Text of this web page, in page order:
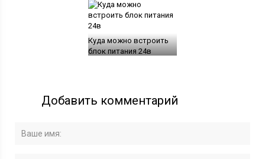
Куда можно встроить
блок питания 24в
Добавить комментарий